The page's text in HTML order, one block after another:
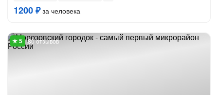
1200 ₽за человека
80 отзывов